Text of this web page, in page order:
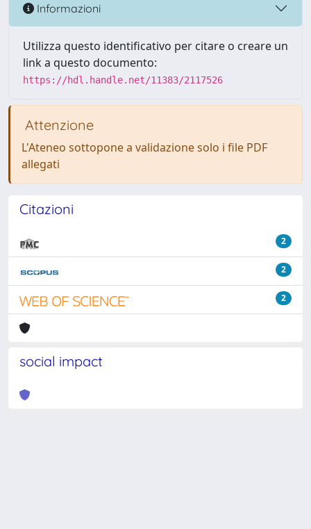
Informazioni
Utilizza questo identificativo per citare o creare un
link a questo documento:
https://hdl.handle.net/11383/2117526
Attenzione
L'Ateneo sottopone a validazione solo i file PDF
allegati
Citazioni
2
2
2
social impact